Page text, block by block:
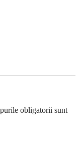
obligatorii sunt